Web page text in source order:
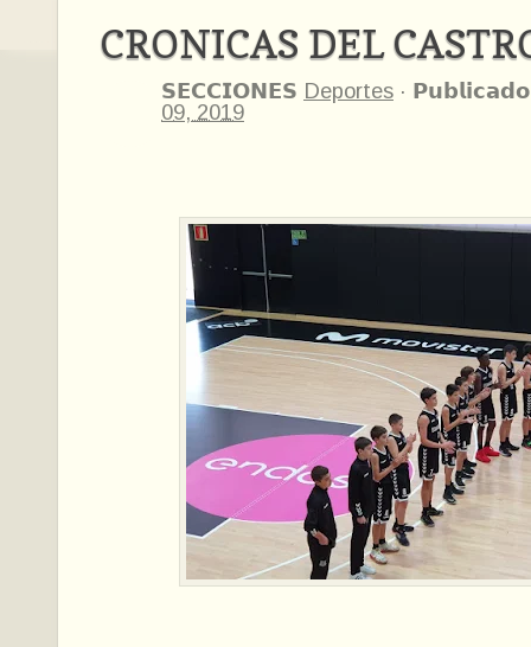
CRONICAS DEL
𝗦𝗘𝗖𝗖𝗜𝗢𝗡𝗘𝗦 Deportes ·
09, 2019